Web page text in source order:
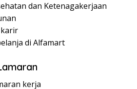
dan Ketenagakerjaan
di Alfamart
kerja